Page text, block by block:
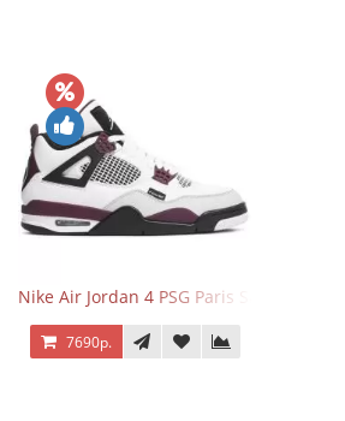
Nike Air Jordan 4 PSG Paris Saint Germain
7690р.